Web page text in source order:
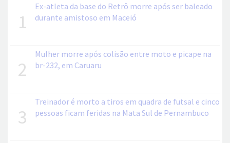
1
Ex-atleta da base do Retrô morre após ser baleado
durante amistoso em Maceió
2
Mulher morre após colisão entre moto e picape na
br-232, em Caruaru
3
Treinador é morto a tiros em quadra de futsal e cinco
pessoas ficam feridas na Mata Sul de Pernambuco